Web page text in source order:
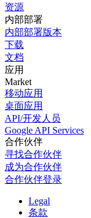
资源
内部部署
内部部署版本
下载
文档
应用
Market
移动应用
桌面应用
API/开发人员
Google API Services
合作伙伴
寻找合作伙伴
成为合作伙伴
合作伙伴登录
Legal
条款